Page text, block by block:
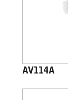
AV114A